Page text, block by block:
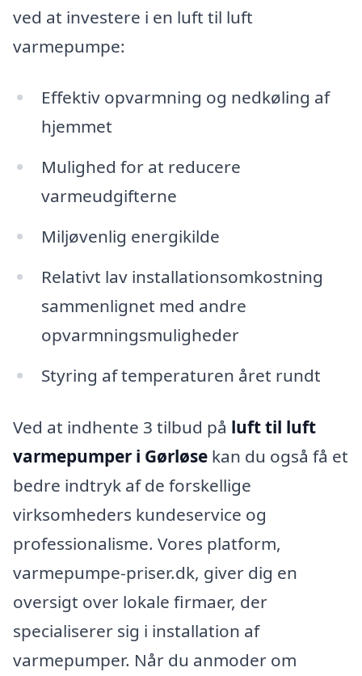
ved at investere i en luft til luft
varmepumpe:
Effektiv opvarmning og nedkøling af
hjemmet
Mulighed for at reducere
varmeudgifterne
Miljøvenlig energikilde
Relativt lav installationsomkostning
sammenlignet med andre
opvarmningsmuligheder
Styring af temperaturen året rundt
Ved at indhente 3 tilbud på luft til luft
varmepumper i Gørløse kan du også få et
bedre indtryk af de forskellige
virksomheders kundeservice og
professionalisme. Vores platform,
varmepumpe-priser.dk, giver dig en
oversigt over lokale firmaer, der
specialiserer sig i installation af
varmepumper. Når du anmoder om